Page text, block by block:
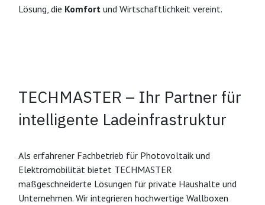
Lösung, die Komfort und Wirtschaftlichkeit vereint.
TECHMASTER – Ihr Partner für
intelligente Ladeinfrastruktur
Als erfahrener Fachbetrieb für Photovoltaik und
Elektromobilität bietet TECHMASTER
maßgeschneiderte Lösungen für private Haushalte und
Unternehmen. Wir integrieren hochwertige Wallboxen